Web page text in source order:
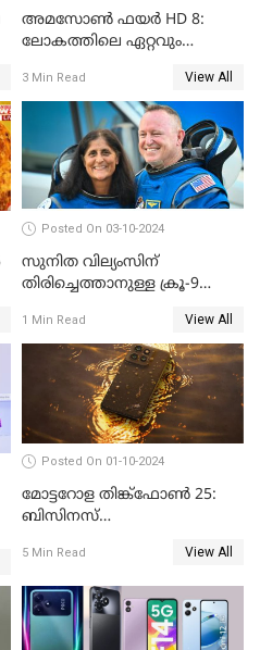
അമസോൺ ഫയർ HD 8:
ലോകത്തിലെ ഏറ്റവും
എത്തി!
3 Min Read View All
Posted On 03-10-2024
സുനിത വില്യംസിന്
തിരിച്ചെത്താനുള്ള ക്രൂ-9
ഐഎസ്എസിലെത്തി
1 Min Read View All
Posted On 01-10-2024
മോട്ടറോള തിങ്ക്ഫോൺ 25:
ബിസിനസ്
പുതിയൊരു കരുത്ത്
5 Min Read View All